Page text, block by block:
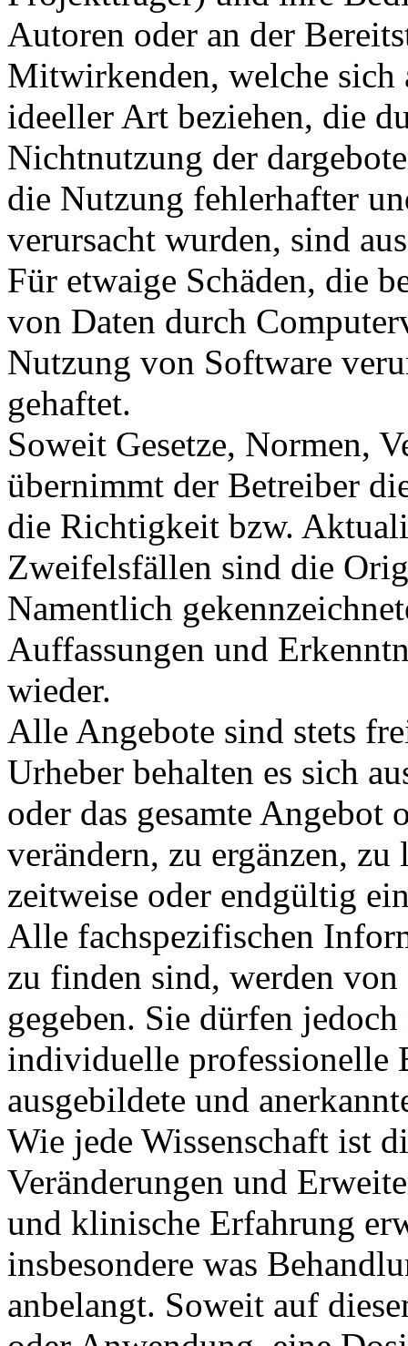
Autoren oder an der
Mitwirkenden, welche sich
ideeller Art beziehen, die
Nichtnutzung der
die Nutzung fehlerhafter
verursacht wurden, sind
Für etwaige Schäden, die
von Daten durch
Nutzung von Software
gehaftet.
Soweit Gesetze, Normen,
übernimmt der Betreiber
die Richtigkeit bzw.
Zweifelsfällen sind die
Namentlich
Auffassungen und
wieder.
Alle Angebote sind stets
Urheber behalten es sich
oder das gesamte Angebot
verändern, zu ergänzen,
zeitweise oder endgültig
Alle fachspezifischen
zu finden sind, werden
gegeben. Sie dürfen
individuelle professionelle
ausgebildete und
Wie jede Wissenschaft ist
Veränderungen und
und klinische Erfahrung
insbesondere was
anbelangt. Soweit auf